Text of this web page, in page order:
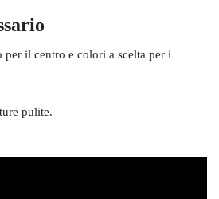
per il centro e colori a scelta per i
pulite.